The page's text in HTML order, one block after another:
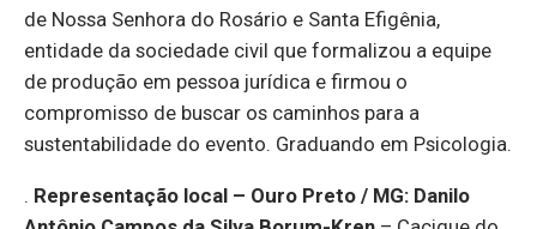
de Nossa Senhora do Rosário e Santa Efigênia,
entidade da sociedade civil que formalizou a equipe
de produção em pessoa jurídica e firmou o
compromisso de buscar os caminhos para a
sustentabilidade do evento. Graduando em Psicologia.
. Representação local – Ouro Preto / MG: Danilo